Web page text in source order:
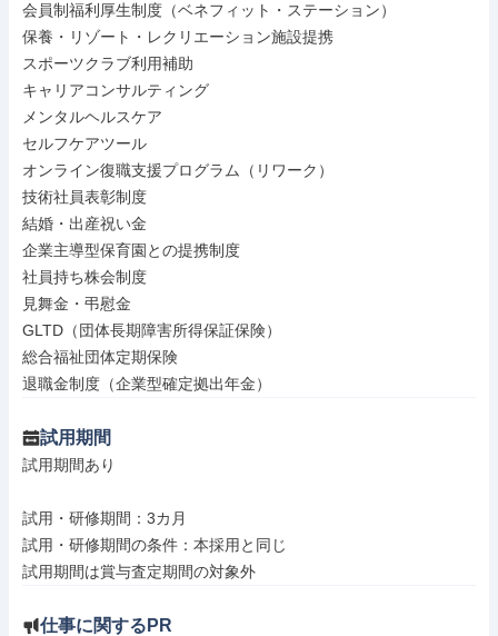
会員制福利厚生制度（ベネフィット・ステーション）
保養・リゾート・レクリエーション施設提携
スポーツクラブ利用補助
キャリアコンサルティング
メンタルヘルスケア
セルフケアツール
オンライン復職支援プログラム（リワーク）
技術社員表彰制度
結婚・出産祝い金
企業主導型保育園との提携制度
社員持ち株会制度
見舞金・弔慰金
GLTD（団体長期障害所得保証保険）
総合福祉団体定期保険
退職金制度（企業型確定拠出年金）
試用期間
試用期間あり
試用・研修期間：3カ月
試用・研修期間の条件：本採用と同じ
仕事に関するPR